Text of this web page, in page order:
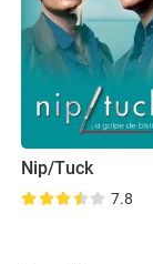
Nip/Tuck
7.8